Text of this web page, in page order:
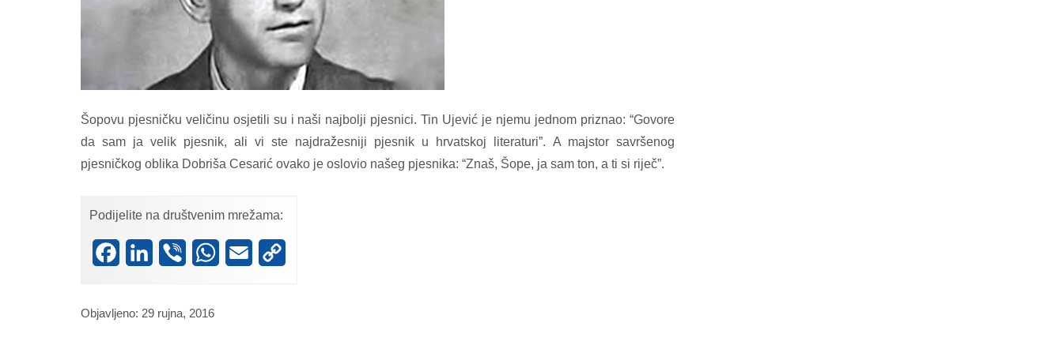
Šopovu pjesničku veličinu osjetili su i naši najbolji pjesnici. Tin Ujević je njemu jednom priznao: “Govore
da sam ja velik pjesnik, ali vi ste najdražesniji pjesnik u hrvatskoj literaturi”. A majstor savršenog
pjesničkog oblika Dobriša Cesarić ovako je oslovio našeg pjesnika: “Znaš, Šope, ja sam ton, a ti si riječ”.
Podijelite na društvenim mrežama:
FacebookLinkedInViber WhatsApp
Email
Objavljeno: 29 rujna, 2016